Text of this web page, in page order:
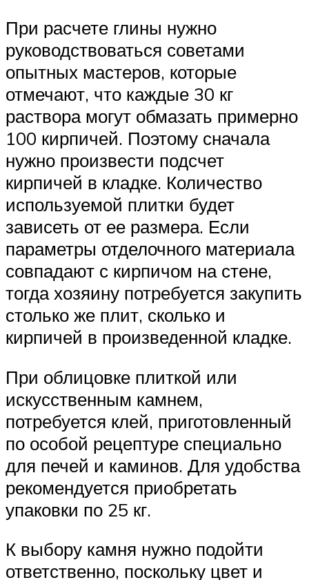
При расчете глины нужно
руководствоваться советами
опытных мастеров, которые
отмечают, что каждые 30 кг
раствора могут обмазать примерно
100 кирпичей. Поэтому сначала
нужно произвести подсчет
кирпичей в кладке. Количество
используемой плитки будет
зависеть от ее размера. Если
параметры отделочного материала
совпадают с кирпичом на стене,
тогда хозяину потребуется закупить
столько же плит, сколько и
кирпичей в произведенной кладке.
При облицовке плиткой или
искусственным камнем,
потребуется клей, приготовленный
по особой рецептуре специально
для печей и каминов. Для удобства
рекомендуется приобретать
упаковки по 25 кг.
К выбору камня нужно подойти
ответственно, поскольку цвет и